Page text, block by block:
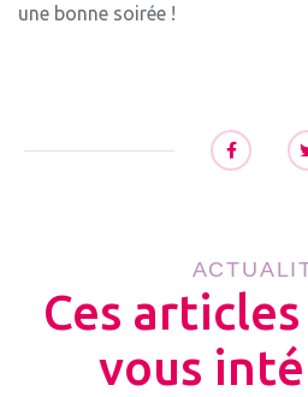
une bonne soirée !
Ces
vous